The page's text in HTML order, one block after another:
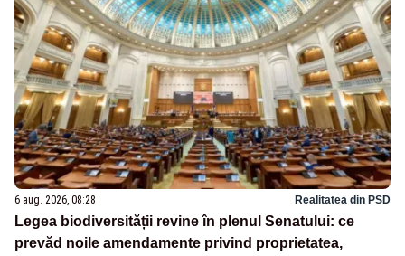
6 aug. 2026, 08:28 Realitatea din PSD
Legea biodiversității revine în plenul Senatului: ce
prevăd noile amendamente privind proprietatea,